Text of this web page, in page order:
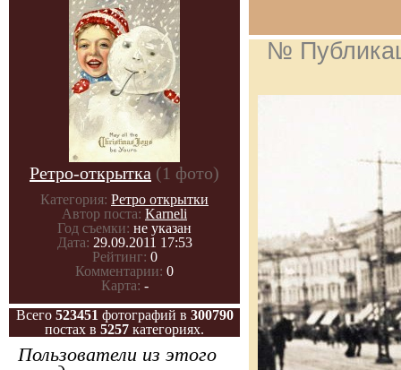
Ретро-открытка (1 фото)
Категория: Ретро открытки
Автор поста: Karneli
Год съемки: не указан
Дата: 29.09.2011 17:53
Рейтинг: 0
Комментарии: 0
Карта: -
Всего 523451 фотографий в 300790
постах в 5257 категориях.
Пользователи из этого
№